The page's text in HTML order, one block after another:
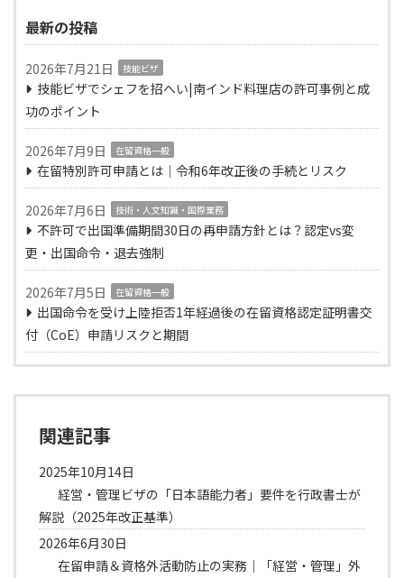
最新の投稿
2026年7月21日 技能ビザ
技能ビザでシェフを招へい|南インド料理店の許可事例と成
功のポイント
2026年7月9日 在留資格一般
在留特別許可申請とは｜令和6年改正後の手続とリスク
2026年7月6日 技術・人文知識・国際業務
不許可で出国準備期間30日の再申請方針とは？認定vs変
更・出国命令・退去強制
2026年7月5日 在留資格一般
出国命令を受け上陸拒否1年経過後の在留資格認定証明書交
付（CoE）申請リスクと期間
関連記事
2025年10月14日
経営・管理ビザの「日本語能力者」要件を行政書士が
解説（2025年改正基準）
2026年6月30日
在留申請＆資格外活動防止の実務｜「経営・管理」外